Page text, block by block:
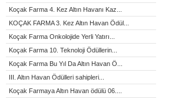
Koçak Farma 4. Kez Altın Havanı Kaz...
KOÇAK FARMA 3. Kez Altın Havan Ödül...
Koçak Farma Onkolojide Yerli Yatırı...
Koçak Farma 10. Teknoloji Ödüllerin...
Koçak Farma Bu Yıl Da Altın Havan Ö...
III. Altın Havan Ödülleri sahipleri...
Koçak Farmaya Altın Havan ödülü 06....